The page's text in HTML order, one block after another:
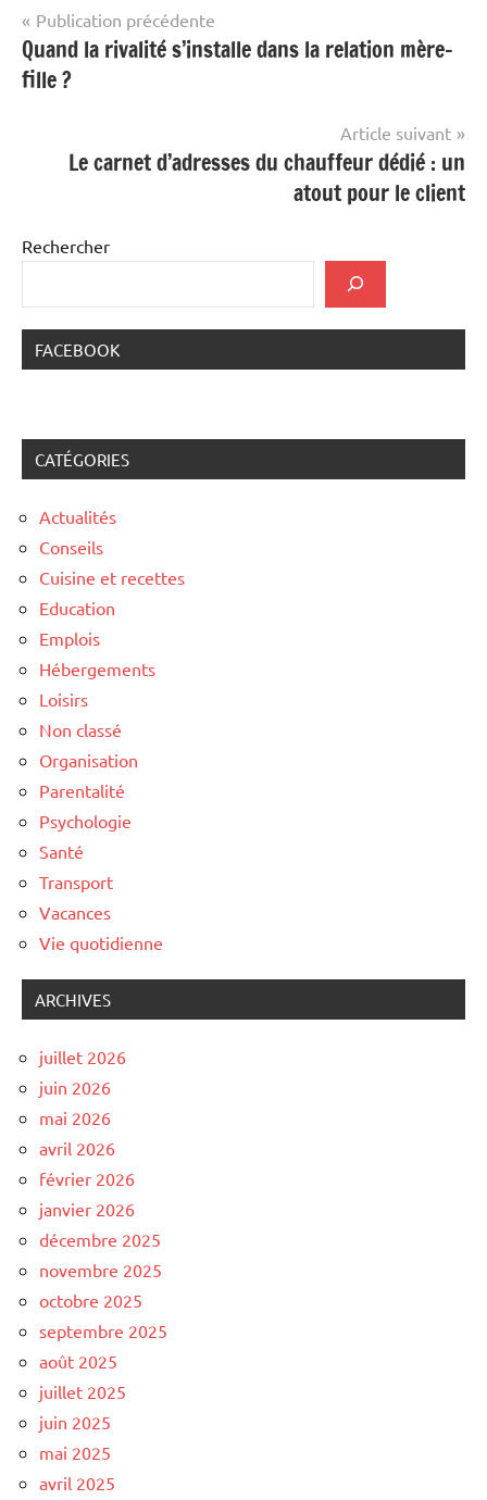
Navigation
de
l’article
Publication précédente
Quand la rivalité s’installe dans la relation mère-
fille ?
Article suivant
Le carnet d’adresses du chauffeur dédié : un
atout pour le client
Rechercher
FACEBOOK
CATÉGORIES
Actualités
Conseils
Cuisine et recettes
Education
Emplois
Hébergements
Loisirs
Non classé
Organisation
Parentalité
Psychologie
Santé
Transport
Vacances
Vie quotidienne
ARCHIVES
juillet 2026
juin 2026
mai 2026
avril 2026
février 2026
janvier 2026
décembre 2025
novembre 2025
octobre 2025
septembre 2025
août 2025
juillet 2025
juin 2025
mai 2025
avril 2025